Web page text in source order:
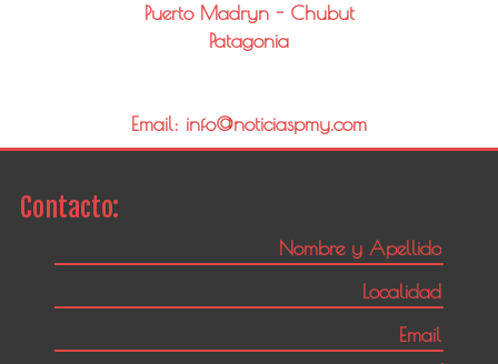
Puerto Madryn - Chubut
Patagonia
Email: info@noticiaspmy.com
Contacto: